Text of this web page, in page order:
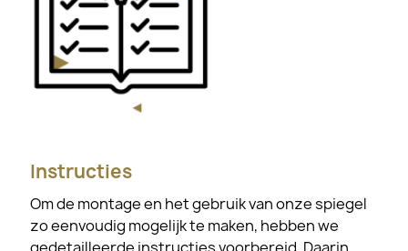
Instructies
Om de montage en het gebruik van onze spiegel
zo eenvoudig mogelijk te maken, hebben we